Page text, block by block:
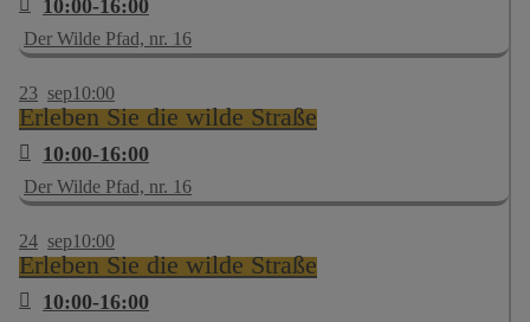
10:00-16:00
Der Wilde Pfad, nr. 16
23 sep10:00
Erleben Sie die wilde Straße
10:00-16:00
Der Wilde Pfad, nr. 16
24 sep10:00
Erleben Sie die wilde Straße
10:00-16:00